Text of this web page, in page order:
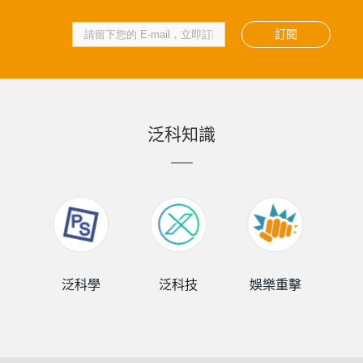
訂閱
泛科知識
泛科學 泛科技 娛樂重擊